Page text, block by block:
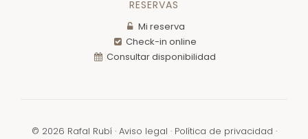
RESERVAS
Mi reserva
Check-in online
Consultar disponibilidad
© 2026 Rafal Rubí · Aviso legal · Política de privacidad ·